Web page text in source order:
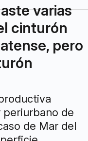
varias
cinturón
pero
periurbano de
de Mar del